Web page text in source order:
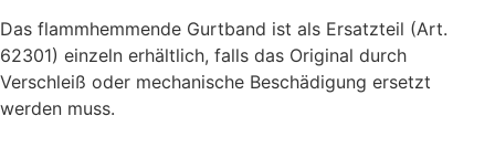
Das flammhemmende Gurtband ist als Ersatzteil (Art.
62301) einzeln erhältlich, falls das Original durch
Verschleiß oder mechanische Beschädigung ersetzt
werden muss.